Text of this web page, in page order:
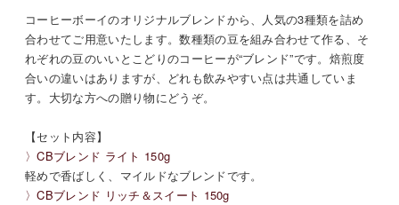
コーヒーボーイのオリジナルブレンドから、人気の3種類を詰め
合わせてご用意いたします。数種類の豆を組み合わせて作る、そ
れぞれの豆のいいとこどりのコーヒーが“ブレンド”です。焙煎度
合いの違いはありますが、どれも飲みやすい点は共通していま
す。大切な方への贈り物にどうぞ。
【セット内容】
〉CBブレンド ライト 150g
軽めで香ばしく、マイルドなブレンドです。
〉CBブレンド リッチ＆スイート 150g